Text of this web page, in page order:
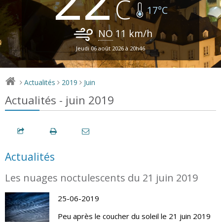
17°C
NO 11 km/h
Jeudi 06 août 2026 à 20h46
> Actualités > 2019 > Juin
Actualités - juin 2019
Actualités
Les nuages noctulescents du 21 juin 2019
25-06-2019
Peu après le coucher du soleil le 21 juin 2019